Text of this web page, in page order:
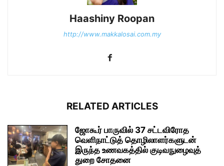
Haashiny Roopan
http://www.makkalosai.com.my
RELATED ARTICLES
ஜோகூர் பாருவில் 37 சட்டவிரோத
வெளிநாட்டுத் தொழிலாளர்களுடன்
இருந்த உணவகத்தில் குடிவநுழைவுத்
துறை சோதனை